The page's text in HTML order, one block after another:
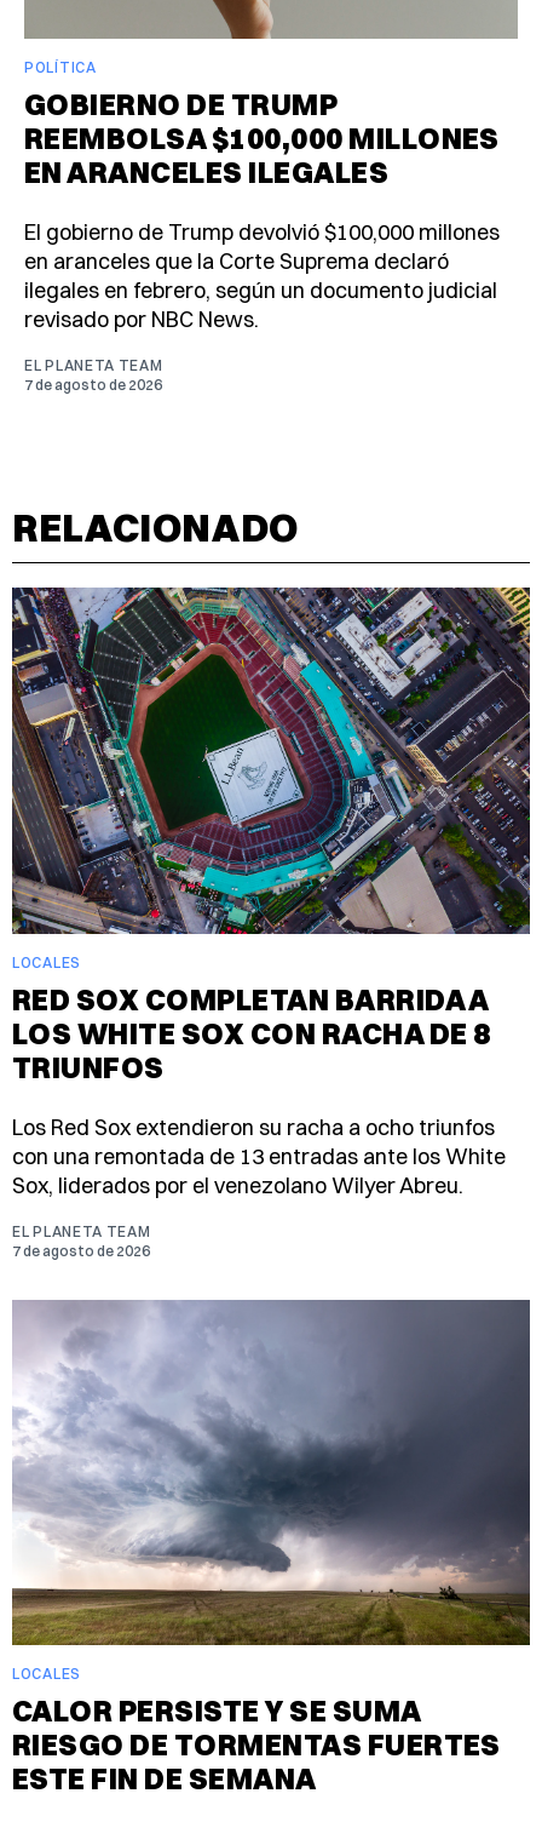
POLÍTICA
GOBIERNO DE TRUMP
REEMBOLSA $100,000 MILLONES
EN ARANCELES ILEGALES
El gobierno de Trump devolvió $100,000 millones
en aranceles que la Corte Suprema declaró
ilegales en febrero, según un documento judicial
revisado por NBC News.
EL PLANETA TEAM
7 de agosto de 2026
RELACIONADO
LOCALES
RED SOX COMPLETAN BARRIDA A
LOS WHITE SOX CON RACHA DE 8
TRIUNFOS
Los Red Sox extendieron su racha a ocho triunfos
con una remontada de 13 entradas ante los White
Sox, liderados por el venezolano Wilyer Abreu.
EL PLANETA TEAM
7 de agosto de 2026
LOCALES
CALOR PERSISTE Y SE SUMA
RIESGO DE TORMENTAS FUERTES
ESTE FIN DE SEMANA